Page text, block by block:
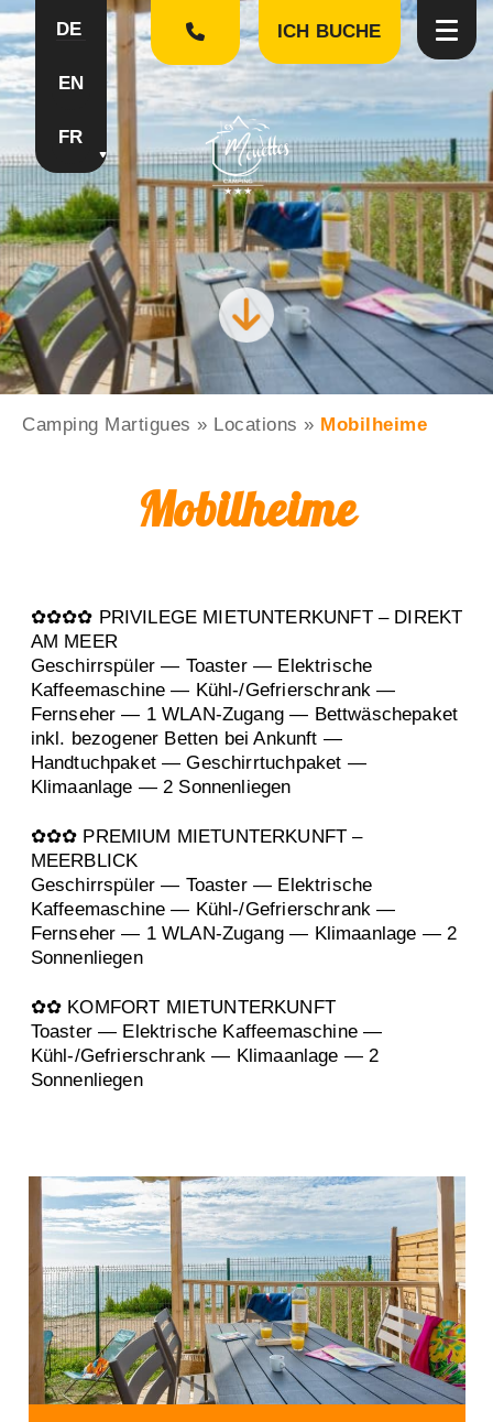
DE
EN
FR
ICH BUCHE
Camping Martigues » Locations » Mobilheime
Mobilheime
✿✿✿✿ PRIVILEGE MIETUNTERKUNFT – DIREKT
AM MEER
Geschirrspüler — Toaster — Elektrische
Kaffeemaschine — Kühl-/Gefrierschrank —
Fernseher — 1 WLAN-Zugang — Bettwäschepaket
inkl. bezogener Betten bei Ankunft —
Handtuchpaket — Geschirrtuchpaket —
Klimaanlage — 2 Sonnenliegen
✿✿✿ PREMIUM MIETUNTERKUNFT –
MEERBLICK
Geschirrspüler — Toaster — Elektrische
Kaffeemaschine — Kühl-/Gefrierschrank —
Fernseher — 1 WLAN-Zugang — Klimaanlage — 2
Sonnenliegen
✿✿ KOMFORT MIETUNTERKUNFT
Toaster — Elektrische Kaffeemaschine —
Kühl-/Gefrierschrank — Klimaanlage — 2
Sonnenliegen